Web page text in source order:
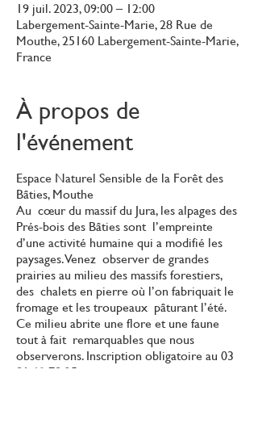
19 juil. 2023, 09:00 – 12:00
Labergement-Sainte-Marie, 28 Rue de
Mouthe, 25160 Labergement-Sainte-Marie,
France
À propos de
l'événement
Espace Naturel Sensible de la Forêt des
Bâties, Mouthe
Au cœur du massif du Jura, les alpages des
Prés-bois des Bâties sont l’empreinte
d’une activité humaine qui a modifié les
paysages. Venez observer de grandes
prairies au milieu des massifs forestiers,
des chalets en pierre où l’on fabriquait le
fromage et les troupeaux pâturant l’été.
Ce milieu abrite une flore et une faune
tout à fait remarquables que nous
observerons. Inscription obligatoire au 03
81 69 78 25.